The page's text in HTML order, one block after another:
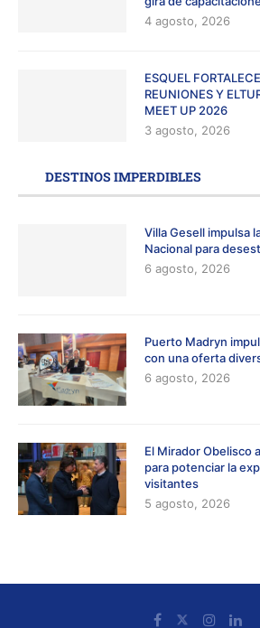
4 agosto, 2026
ESQUEL
REUNIONES Y
MEET UP 2026
3 agosto, 2026
DESTINOS IMPERDIBLES
Villa Gesell impulsa
Nacional para
6 agosto, 2026
Puerto Madryn
con una oferta
6 agosto, 2026
El Mirador Obelisco
para potenciar la
visitantes
5 agosto, 2026